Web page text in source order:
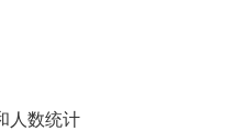
人数统计